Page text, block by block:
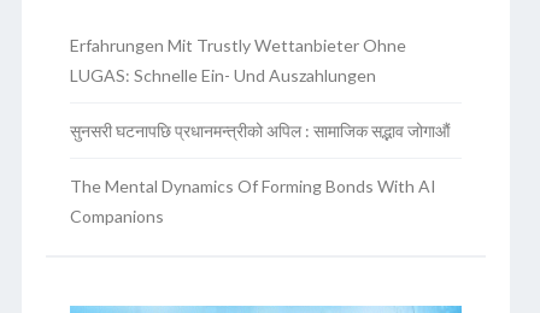
Erfahrungen Mit Trustly Wettanbieter Ohne
LUGAS: Schnelle Ein- Und Auszahlungen
सुनसरी घटनापछि प्रधानमन्त्रीको अपिल : सामाजिक सद्भाव जोगाऔं
The Mental Dynamics Of Forming Bonds With AI
Companions